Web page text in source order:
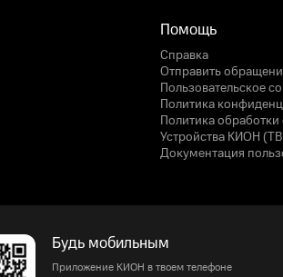
Помощь
Справка
Отправить
Пользовательское
Политика
Политика
Устройства КИОН
Документация
Будь мобильным
Приложение КИОН в твоем телефоне